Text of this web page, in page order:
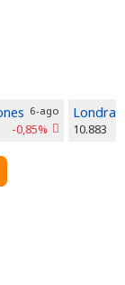
6-ago
-0,85%
Londra
10.883